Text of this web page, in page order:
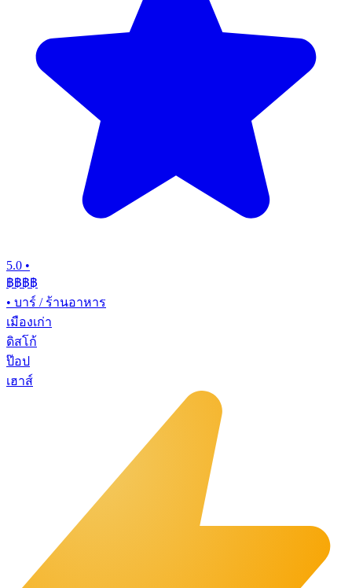
5.0 •
฿฿฿฿
• บาร์ / ร้านอาหาร
เมืองเก่า
ดิสโก้
ป๊อป
เฮาส์